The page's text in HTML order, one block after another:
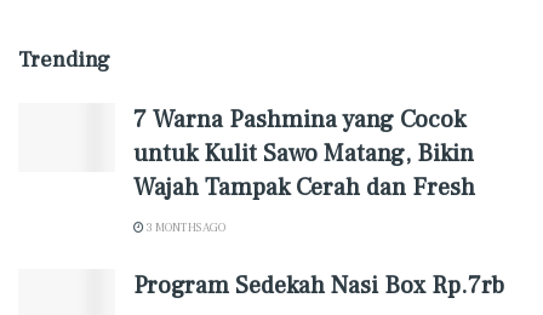
Trending
7 Warna Pashmina yang Cocok
untuk Kulit Sawo Matang, Bikin
Wajah Tampak Cerah dan Fresh
3 MONTHS AGO
Program Sedekah Nasi Box Rp.7rb